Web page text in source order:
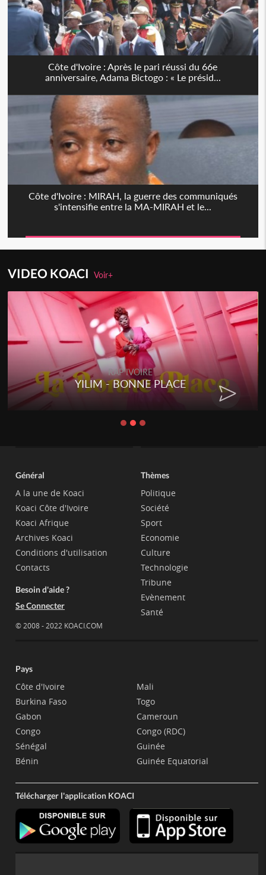
Côte d'Ivoire : Après le pari réussi du 66e
anniversaire, Adama Bictogo : « Le présid...
Côte d'Ivoire : MIRAH, la guerre des communiqués
s'intensifie entre la MA-MIRAH et le...
VIDEO KOACIVoir+
RAP IVOIRE
YILIM - BONNE PLACE
Général
A la une de Koaci
Koaci Côte d'Ivoire
Koaci Afrique
Archives Koaci
Conditions d'utilisation
Contacts
Besoin d'aide ?
Se Connecter
© 2008 - 2022 KOACI.COM
Thèmes
Politique
Société
Sport
Economie
Culture
Technologie
Tribune
Evènement
Santé
Pays
Côte d'Ivoire
Burkina Faso
Gabon
Congo
Sénégal
Bénin
Mali
Togo
Cameroun
Congo (RDC)
Guinée
Guinée Equatorial
Télécharger l'application KOACI